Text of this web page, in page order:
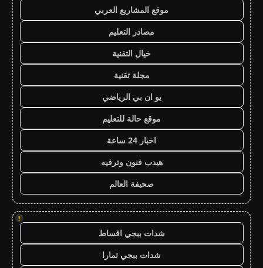
موقع المشاريع العربي
مصادر التعليم
خيال التقنية
مجلة تقنية
يو ان بي الرياضي
موقع حالة للتعليم
اخبار 24 ساعة
هيدب فنون وترفيه
صحيفة العالم
!
شدات ببجي اقساط
شدات ببجي تمارا